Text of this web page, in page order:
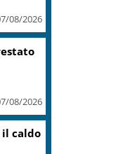
08/2026
08/2026
Rita